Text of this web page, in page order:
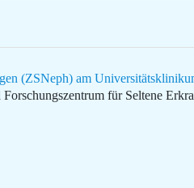
(ZSNeph) am
für Seltene